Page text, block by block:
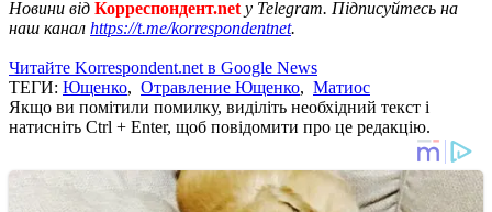
Новини від Корреспондент.net у Telegram. Підписуйтесь на
наш канал https://t.me/korrespondentnet.
Читайте Korrespondent.net в Google News
ТЕГИ: Ющенко, Отравление Ющенко, Матиос
Якщо ви помітили помилку, виділіть необхідний текст і
натисніть Ctrl + Enter, щоб повідомити про це редакцію.